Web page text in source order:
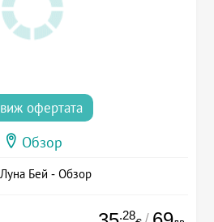
виж офертата
Обзор
Бей - Обзор
.28 /